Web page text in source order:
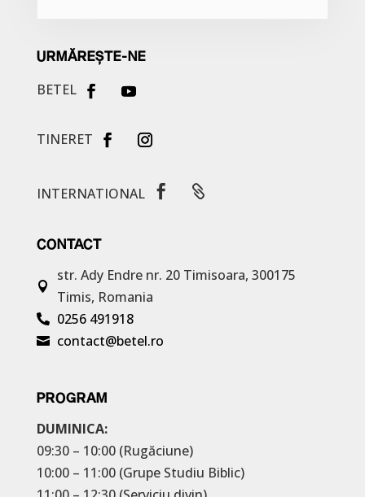
URMĂREȘTE-NE
BETEL
TINERET
INTERNATIONAL  
CONTACT

str. Ady Endre nr. 20 Timisoara, 300175
Timis, Romania
 0256 491918
 contact@betel.ro
PROGRAM
DUMINICA:
09:30 – 10:00 (Rugăciune)
10:00 – 11:00 (Grupe Studiu Biblic)